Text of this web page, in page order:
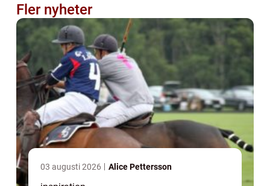
Fler nyheter
03 augusti 2026 Alice Pettersson